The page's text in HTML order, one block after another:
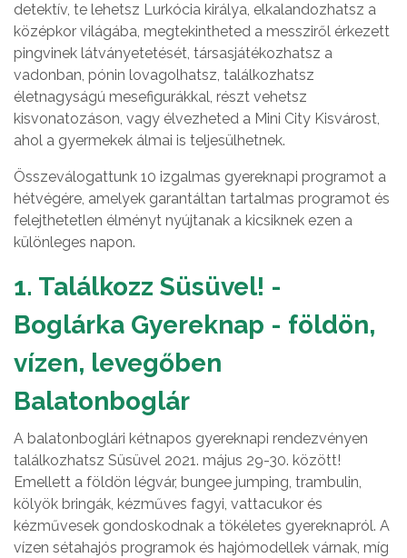
detektív, te lehetsz Lurkócia királya, elkalandozhatsz a
középkor világába, megtekintheted a messziről érkezett
pingvinek látványetetését, társasjátékozhatsz a
vadonban, pónin lovagolhatsz, találkozhatsz
életnagyságú mesefigurákkal, részt vehetsz
kisvonatozáson, vagy élvezheted a Mini City Kisvárost,
ahol a gyermekek álmai is teljesülhetnek.
Összeválogattunk 10 izgalmas gyereknapi programot a
hétvégére, amelyek garantáltan tartalmas programot és
felejthetetlen élményt nyújtanak a kicsiknek ezen a
különleges napon.
1. Találkozz Süsüvel! -
Boglárka Gyereknap - földön,
vízen, levegőben
Balatonboglár
A balatonboglári kétnapos gyereknapi rendezvényen
találkozhatsz Süsüvel 2021. május 29-30. között!
Emellett a földön légvár, bungee jumping, trambulin,
kölyök bringák, kézműves fagyi, vattacukor és
kézművesek gondoskodnak a tökéletes gyereknapról. A
vízen sétahajós programok és hajómodellek várnak, míg